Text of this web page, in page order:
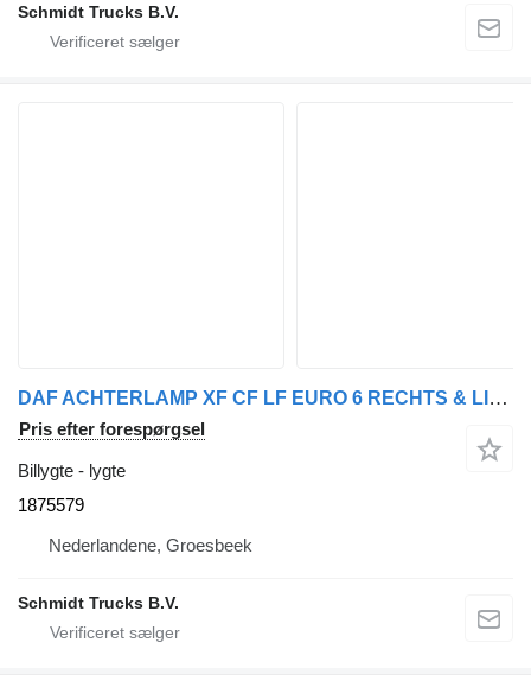
Schmidt Trucks B.V.
DAF ACHTERLAMP XF CF LF EURO 6 RECHTS & LINKS 1875579 lygte til lastbil
Pris efter forespørgsel
Billygte - lygte
1875579
Nederlandene, Groesbeek
Schmidt Trucks B.V.